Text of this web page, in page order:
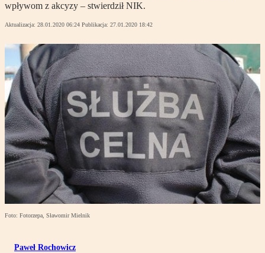
wpływom z akcyzy – stwierdził NIK.
Aktualizacja: 28.01.2020 06:24 Publikacja: 27.01.2020 18:42
Foto: Fotorzepa, Sławomir Mielnik
Paweł Rochowicz